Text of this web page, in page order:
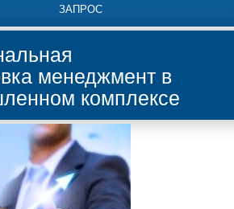
ЗАПРОС
менеджмент в
комплексе